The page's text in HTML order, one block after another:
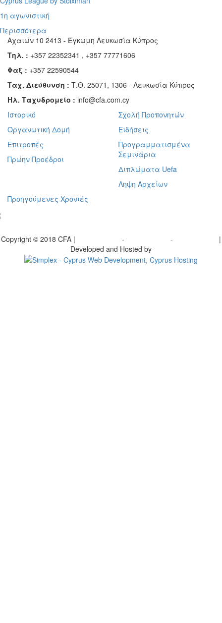
1η αγωνιστική
Περισσότερα
Αχαιών 10 2413 - Έγκωμη Λευκωσία Κύπρος
Τηλ. : +357 22352341 , +357 77771606
Φαξ : +357 22590544
Ταχ. Διεύθυνση : Τ.Θ. 25071, 1306 - Λευκωσία Κύπρος
Ηλ. Ταχυδρομείο : info@cfa.com.cy
Ιστορικό
Οργανωτική Δομή
Επιτροπές
Πρώην Προέδροι
Σχολή Προπονητών
Ειδήσεις
Προγραμματισμένα
Σεμινάρια
Διπλώματα Uefa
Ληψη Αρχείων
Προηγούμενες Χρονιές
Copyright © 2018 CFA | - -
|
Developed and Hosted by